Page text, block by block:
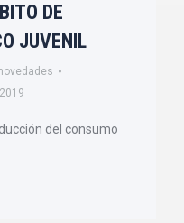
DE
JUVENIL
del consumo